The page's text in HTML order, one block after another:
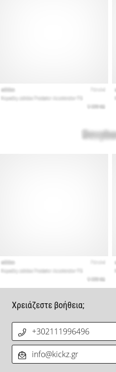
Χρειάζεστε βοήθεια;
+302111996496
info@kickz.gr